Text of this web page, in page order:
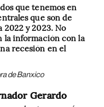
que tenemos en
que son de
y 2023. No
la información con la
recesión en el
de Banxico
Gerardo